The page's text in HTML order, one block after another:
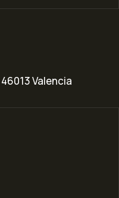
Valencia